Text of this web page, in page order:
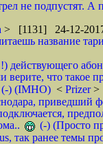
не подпустят. А
> [1131] 24-12-
название
действующего
верите, что такое
(-) (IMHO) < Prizer>
приведший
(-) (Просто
так ранее темы